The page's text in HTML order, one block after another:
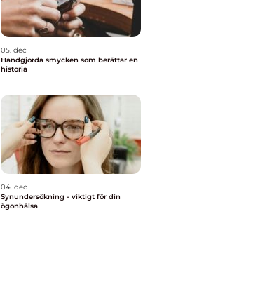
05. dec
Handgjorda smycken som berättar en
historia
04. dec
Synundersökning - viktigt för din
ögonhälsa